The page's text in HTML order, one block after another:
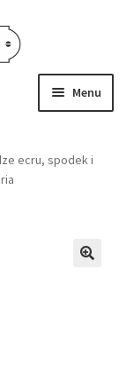
Menu
ecru, spodek i